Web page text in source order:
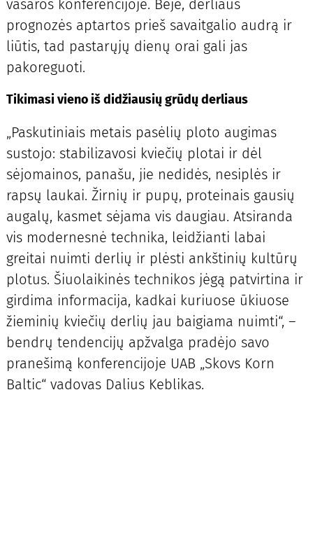
vasaros konferencijoje. Beje, derliaus
prognozės aptartos prieš savaitgalio audrą ir
liūtis, tad pastarųjų dienų orai gali jas
pakoreguoti.
Tikimasi vieno iš didžiausių grūdų derliaus
„Paskutiniais metais pasėlių ploto augimas
sustojo: stabilizavosi kviečių plotai ir dėl
sėjomainos, panašu, jie nedidės, nesiplės ir
rapsų laukai. Žirnių ir pupų, proteinais gausių
augalų, kasmet sėjama vis daugiau. Atsiranda
vis modernesnė technika, leidžianti labai
greitai nuimti derlių ir plėsti ankštinių kultūrų
plotus. Šiuolaikinės technikos jėgą patvirtina ir
girdima informacija, kadkai kuriuose ūkiuose
žieminių kviečių derlių jau baigiama nuimti“, –
bendrų tendencijų apžvalga pradėjo savo
pranešimą konferencijoje UAB „Skovs Korn
Baltic“ vadovas Dalius Keblikas.